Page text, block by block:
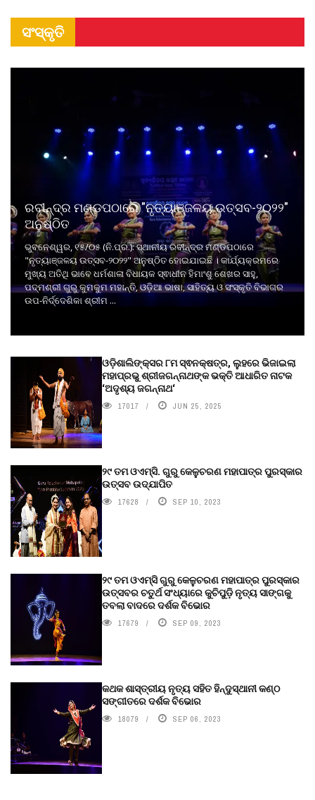
ସଂସ୍କୃତି
ରବୀନ୍ଦ୍ର ମଣ୍ଡପଠାରେ "ନୃତ୍ୟାଞ୍ଜଳୟ ଉତ୍ସବ-୨୦୨୨"
ଅନୁଷ୍ଠିତ
ଭୁବନେଶ୍ୱର, ୧୫/୦୫ (ନି.ପ୍ର.): ସ୍ଥାନୀୟ ରବୀନ୍ଦ୍ର ମଣ୍ଡପଠାରେ
"ନୃତ୍ୟାଞ୍ଜଳୟ ଉତ୍ସବ-୨୦୨୨" ଅନୁଷ୍ଠିତ ହୋଇଯାଇଛି । କାର୍ଯ୍ୟକ୍ରମରେ
ମୁଖ୍ୟ ଅତିଥି ଭାବେ ଧର୍ମଶାଳା ବିଧାୟକ ସ୍ଵାଧୀନ ହିମାଂଶୁ ଶେଖର ସାହୁ,
ପଦ୍ମଶ୍ରୀ ଗୁରୁ କୁମକୁମ ମହାନ୍ତି, ଓଡ଼ିଆ ଭାଷା, ସାହିତ୍ୟ ଓ ସଂସ୍କୃତି ବିଭାଗର
ଉପ-ନିର୍ଦ୍ଦେଶିକା ଶ୍ରୀମ ...
ଓଡ଼ିଶାଲିଙ୍କ୍ସର ୮ମ ସ୍ଵନକ୍ଷତ୍ର, ଲୁହରେ ଭିଜାଇଲା
ମହାପ୍ରଭୁ ଶ୍ରୀଜଗନ୍ନାଥଙ୍କ ଭକ୍ତି ଆଧାରିତ ନାଟକ
‘ଅଦୃଶ୍ୟ ଜଗନ୍ନାଥ‘
17017 JUN 25, 2025
୨୯ ତମ ଓଏମ୍‌ସି. ଗୁରୁ କେଳୁଚରଣ ମହାପାତ୍ର ପୁରସ୍କାର
ଉତ୍ସବ ଉଦ୍‍ଯାପିତ
17628 SEP 10, 2023
୨୯ ତମ ଓଏମ୍‌ସି ଗୁରୁ କେଳୁଚରଣ ମହାପାତ୍ର ପୁରସ୍କାର
ଉତ୍ସବର ଚତୁର୍ଥ ସଂଧ୍ୟାରେ କୁଚିପୁଡ଼ି ନୃତ୍ୟ ସାଙ୍ଗକୁ
ତବଲା ବାଦରେ ଦର୍ଶକ ବିଭୋର
17679 SEP 09, 2023
କଥକ ଶାସ୍ତ୍ରୀୟ ନୃତ୍ୟ ସହିତ ହିନ୍ଦୁସ୍ଥାନୀ କଣ୍ଠ
ସଙ୍ଗୀତରେ ଦର୍ଶକ ବିଭୋର
18079 SEP 06, 2023